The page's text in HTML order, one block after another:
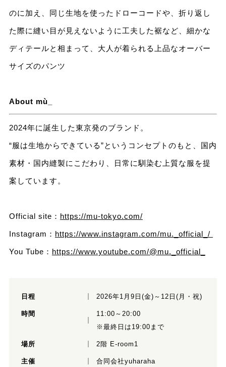
のに加え、同じ生地を使ったドローコードや、折り返し
た際に縫い目が見えないように工夫した裾など、細かな
ディテールと相まって、大人が着られる上品なオーバー
サイズのパンツ
About mù_
2024年に誕生した東京発のブランド。
“服は生地からできている”というコンセプトのもと、国内
素材・国内縫製にこだわり、日常に馴染む上質な服を提
案しています。
Official site： https://mu-tokyo.com/
Instagram： https://www.instagram.com/mu._official_/
You Tube： https://www.youtube.com/@mu._official_
日程 2026年1月9日(金)～12日(月・祝)
時間
11:00～20:00
※最終日は19:00まで
場所 2階 E-room1
主催 合同会社yuharaha